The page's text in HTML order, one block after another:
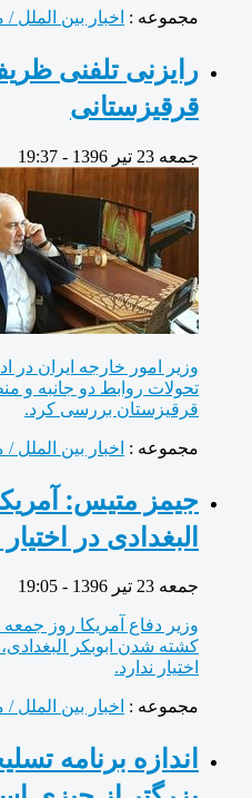
مجموعه :اخبار بین الملل / منبع :
رایزنی تلفنی ظریف
قرقیزستانی
جمعه 23 تیر 1396 - 19:37
وزیر امور خارجه ایران در ادامه
تحولات روابط دو جانبه و
قرقیزستان بررسی کرد.
مجموعه :اخبار بین الملل / منبع :
جیمز متیس:
البغدادی در اختیار
جمعه 23 تیر 1396 - 19:05
وزیر دفاع آمریکا روز جمعه
کشته شدن ابوبکر البغدادی،
اختیار ندارد.
مجموعه :اخبار بین الملل / منبع :
اندازه برنامه